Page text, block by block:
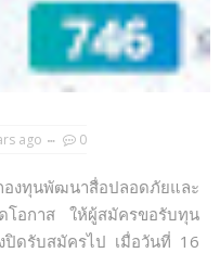
ago 0
ทุนพัฒนาสื่อปลอดภัยและ
โอกาส ให้ผู้สมัครขอรับทุน
ดรับสมัครไป เมื่อวันที่ 16